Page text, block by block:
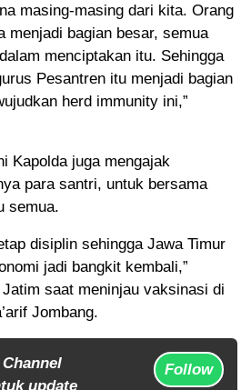
masing-masing dari kita. Orang
menjadi bagian besar, semua
menciptakan itu. Sehingga
Pesantren itu menjadi bagian
herd immunity ini,”
Kapolda juga mengajak
para santri, untuk bersama
semua.
disiplin sehingga Jawa Timur
jadi bangkit kembali,”
saat meninjau vaksinasi di
Jombang.
update
Follow